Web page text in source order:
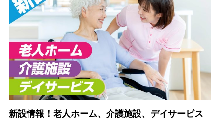
新設情報！老人ホーム、介護施設、デイサービス